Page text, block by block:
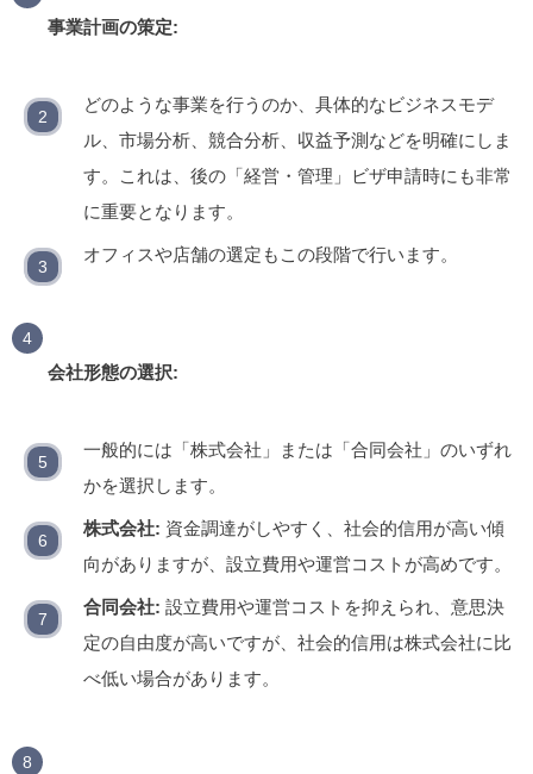
事業計画の策定:
どのような事業を行うのか、具体的なビジネスモデ
ル、市場分析、競合分析、収益予測などを明確にしま
す。これは、後の「経営・管理」ビザ申請時にも非常
に重要となります。
オフィスや店舗の選定もこの段階で行います。
会社形態の選択:
一般的には「株式会社」または「合同会社」のいずれ
かを選択します。
株式会社: 資金調達がしやすく、社会的信用が高い傾
向がありますが、設立費用や運営コストが高めです。
合同会社: 設立費用や運営コストを抑えられ、意思決
定の自由度が高いですが、社会的信用は株式会社に比
べ低い場合があります。